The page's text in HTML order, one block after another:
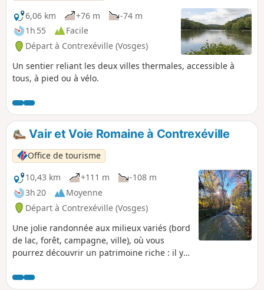
6,06 km
+76 m
-74 m
1h 55
Facile
Départ à Contrexéville (Vosges)
Un sentier reliant les deux villes thermales, accessible à
tous, à pied ou à vélo.
Vair et Voie Romaine à Contrexéville
Office de tourisme
10,43 km
+111 m
-108 m
3h 20
Moyenne
Départ à Contrexéville (Vosges)
Une jolie randonnée aux milieux variés (bord
de lac, forêt, campagne, ville), où vous
pourrez découvrir un patrimoine riche : il y